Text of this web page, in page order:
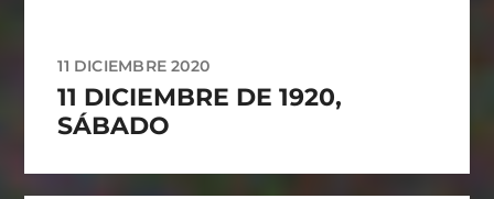
11 DICIEMBRE 2020
11 DICIEMBRE DE 1920,
SÁBADO